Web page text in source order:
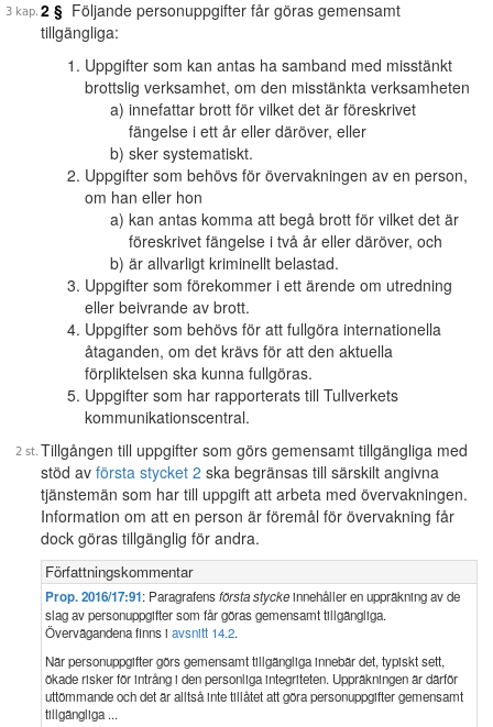
2 § Följande personuppgifter får göras gemensamt
tillgängliga:
Uppgifter som kan antas ha samband med misstänkt
brottslig verksamhet, om den misstänkta verksamheten
innefattar brott för vilket det är föreskrivet
fängelse i ett år eller däröver, eller
sker systematiskt.
Uppgifter som behövs för övervakningen av en person,
om han eller hon
kan antas komma att begå brott för vilket det är
föreskrivet fängelse i två år eller däröver, och
är allvarligt kriminellt belastad.
Uppgifter som förekommer i ett ärende om utredning
eller beivrande av brott.
Uppgifter som behövs för att fullgöra internationella
åtaganden, om det krävs för att den aktuella
förpliktelsen ska kunna fullgöras.
Uppgifter som har rapporterats till Tullverkets
kommunikationscentral.
Tillgången till uppgifter som görs gemensamt tillgängliga med
stöd av första stycket 2 ska begränsas till särskilt angivna
tjänstemän som har till uppgift att arbeta med övervakningen.
Information om att en person är föremål för övervakning får
dock göras tillgänglig för andra.
Författningskommentar
Prop. 2016/17:91: Paragrafensförsta styckeinnehåller en uppräkning av de
slag av personuppgifter som får göras gemensamt tillgängliga.
Övervägandena finns i avsnitt 14.2.
När personuppgifter görs gemensamt tillgängliga innebär det, typiskt sett,
ökade risker för intrång i den personliga integriteten. Uppräkningen är därför
uttömmande och det är alltså inte tillåtet att göra personuppgifter gemensamt
tillgängliga ...